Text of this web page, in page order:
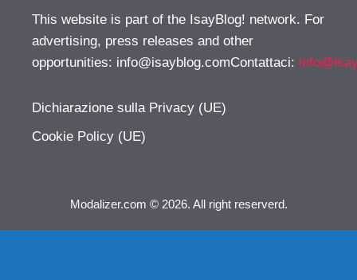
This website is part of the IsayBlog! network. For
advertising, press releases and other
opportunities: info@isayblog.comContattaci:
Dichiarazione sulla Privacy (UE)
Cookie Policy (UE)
Modalizer.com © 2026. All right reserverd.